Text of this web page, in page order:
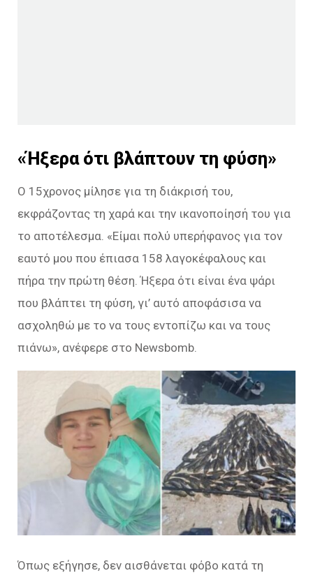
«Ήξερα ότι βλάπτουν τη φύση»
Ο 15χρονος μίλησε για τη διάκρισή του,
εκφράζοντας τη χαρά και την ικανοποίησή του για
το αποτέλεσμα. «Είμαι πολύ υπερήφανος για τον
εαυτό μου που έπιασα 158 λαγοκέφαλους και
πήρα την πρώτη θέση. Ήξερα ότι είναι ένα ψάρι
που βλάπτει τη φύση, γι’ αυτό αποφάσισα να
ασχοληθώ με το να τους εντοπίζω και να τους
πιάνω», ανέφερε στο Newsbomb.
Όπως εξήγησε, δεν αισθάνεται φόβο κατά τη